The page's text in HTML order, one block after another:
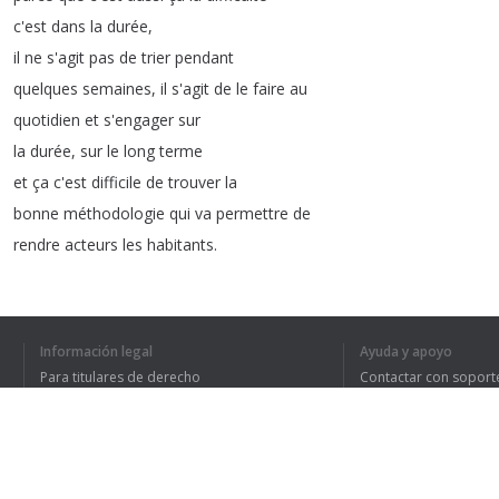
c'est dans la durée,
il ne s'agit pas de trier pendant
quelques semaines, il s'agit de le faire au
quotidien et s'engager sur
la durée, sur le long terme
et ça c'est difficile de trouver la
bonne méthodologie qui va permettre de
rendre acteurs les habitants.
connectée donc ça permet des actions ciblées à
Información legal
Para titulares de derecho
Ayuda y apoyo
Contactar con